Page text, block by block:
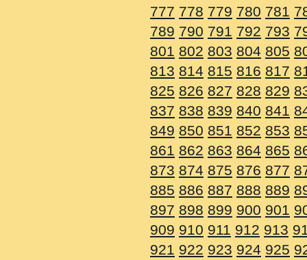
777 778 779 780 781
789 790 791 792 793
801 802 803 804 805
813 814 815 816 817
825 826 827 828 829
837 838 839 840 841
849 850 851 852 853
861 862 863 864 865
873 874 875 876 877
885 886 887 888 889
897 898 899 900 901
909 910 911 912 913
921 922 923 924 925